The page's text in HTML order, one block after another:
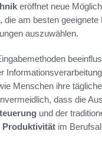
eröffnet neue
die am besten geeignete
auszuwählen.
Menschen ihre
dass die
und der
Produktivität im